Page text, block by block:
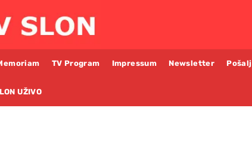
TV Program Impressum Newsletter
UŽIVO